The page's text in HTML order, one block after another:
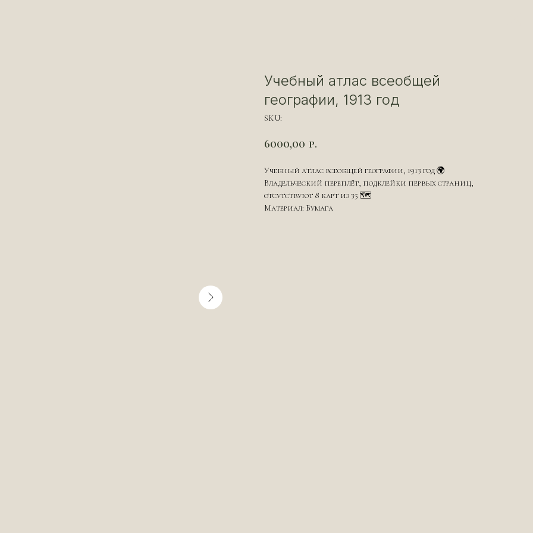
Учебный атлас всеобщей
географии, 1913 год
SKU:
6000,00 р.
Учебный атлас всеобщей географии, 1913 год 🌍
Владельческий переплёт, подклейки первых страниц,
отсутствуют 8 карт из 35 🗺
Материал: Бумага